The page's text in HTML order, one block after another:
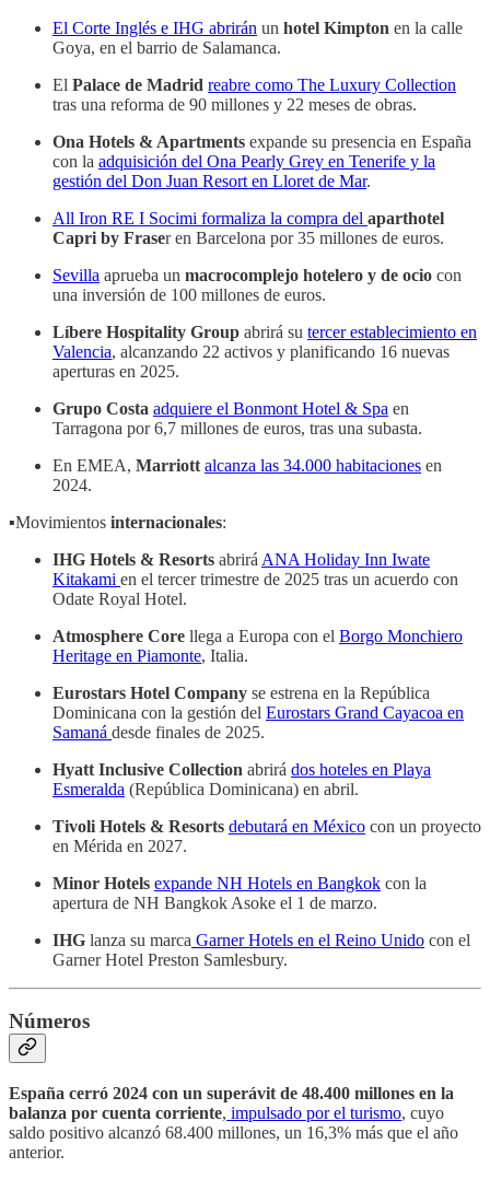
El Corte Inglés e IHG abrirán un hotel Kimpton en la calle
Goya, en el barrio de Salamanca.
El Palace de Madrid reabre como The Luxury Collection
tras una reforma de 90 millones y 22 meses de obras.
Ona Hotels & Apartments expande su presencia en España
con la adquisición del Ona Pearly Grey en Tenerife y la
gestión del Don Juan Resort en Lloret de Mar.
All Iron RE I Socimi formaliza la compra del aparthotel
Capri by Fraser en Barcelona por 35 millones de euros.
Sevilla aprueba un macrocomplejo hotelero y de ocio con
una inversión de 100 millones de euros.
Líbere Hospitality Group abrirá su tercer establecimiento en
Valencia, alcanzando 22 activos y planificando 16 nuevas
aperturas en 2025.
Grupo Costa adquiere el Bonmont Hotel & Spa en
Tarragona por 6,7 millones de euros, tras una subasta.
En EMEA, Marriott alcanza las 34.000 habitaciones en
2024.
▪️Movimientos internacionales:
IHG Hotels & Resorts abrirá ANA Holiday Inn Iwate
Kitakami en el tercer trimestre de 2025 tras un acuerdo con
Odate Royal Hotel.
Atmosphere Core llega a Europa con el Borgo Monchiero
Heritage en Piamonte, Italia.
Eurostars Hotel Company se estrena en la República
Dominicana con la gestión del Eurostars Grand Cayacoa en
Samaná desde finales de 2025.
Hyatt Inclusive Collection abrirá dos hoteles en Playa
Esmeralda (República Dominicana) en abril.
Tivoli Hotels & Resorts debutará en México con un proyecto
en Mérida en 2027.
Minor Hotels expande NH Hotels en Bangkok con la
apertura de NH Bangkok Asoke el 1 de marzo.
IHG lanza su marca Garner Hotels en el Reino Unido con el
Garner Hotel Preston Samlesbury.
Números
España cerró 2024 con un superávit de 48.400 millones en la
balanza por cuenta corriente, impulsado por el turismo, cuyo
saldo positivo alcanzó 68.400 millones, un 16,3% más que el año
anterior.